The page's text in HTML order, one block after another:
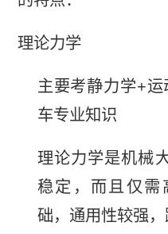
理论力学
主要考静力学+
车专业知识
理论力学是机械
稳定，而且仅需
础，通用性较强